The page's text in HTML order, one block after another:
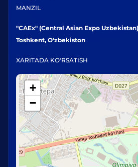
MANZIL
"CAEx" (Central Asian Expo
Toshkent, O'zbekiston
XARITADA KO'RSATISH
+
−